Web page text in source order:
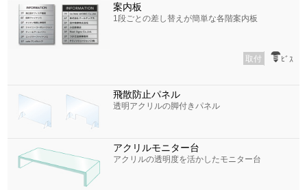
案内板
1段ごとの差し替えが簡単な各階案内板
取付 ﾋﾞｽ
飛散防止パネル
透明アクリルの脚付きパネル
アクリルモニター台
アクリルの透明度を活かしたモニター台